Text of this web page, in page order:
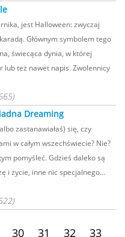
jest Halloween: zwyczaj
Głównym symbolem tego
świecąca dynia, w której
lub też nawet napis. Zwolennicy
Dreaming
zastanawiałaś) się, czy
w całym wszechświecie? Nie?
pomyśleć. Gdzieś daleko są
i życie, inne nic specjalnego...
30 31 32
33